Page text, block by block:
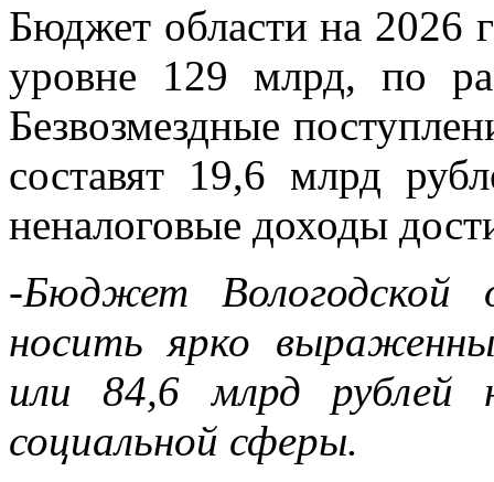
Бюджет области на 2026
уровне 129 млрд, по
Безвозмездные
составят 19,6 млрд
неналоговые доходы
-Бюджет Вологодской
носить ярко
или 84,6 млрд рублей
социальной сферы.